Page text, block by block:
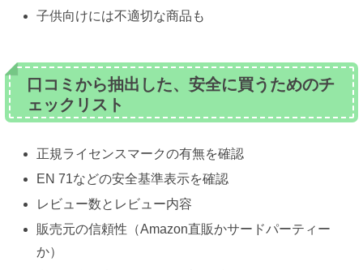
子供向けには不適切な商品も
口コミから抽出した、安全に買うためのチ
ェックリスト
正規ライセンスマークの有無を確認
EN 71などの安全基準表示を確認
レビュー数とレビュー内容
販売元の信頼性（Amazon直販かサードパーティー
か）